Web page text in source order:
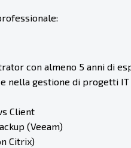
con almeno 5 anni di
nella gestione di progetti IT
Client
(Veeam)
Citrix)